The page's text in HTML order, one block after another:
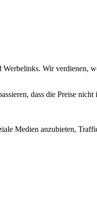
Wir verdienen,
dass die Preise
Medien anzubieten,